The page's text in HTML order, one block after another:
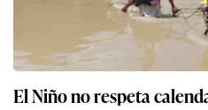
El Niño no respeta